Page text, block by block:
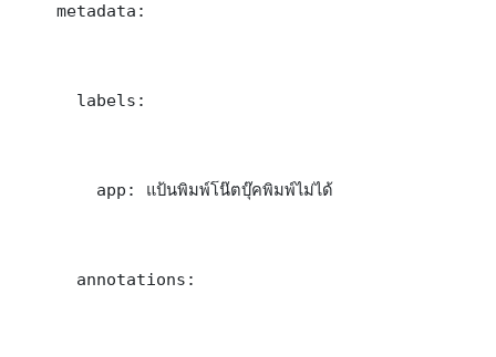
    metadata:
      labels:
        app: แป้นพิมพ์โน๊ตบุ๊คพิมพ์ไม่ได้
      annotations: